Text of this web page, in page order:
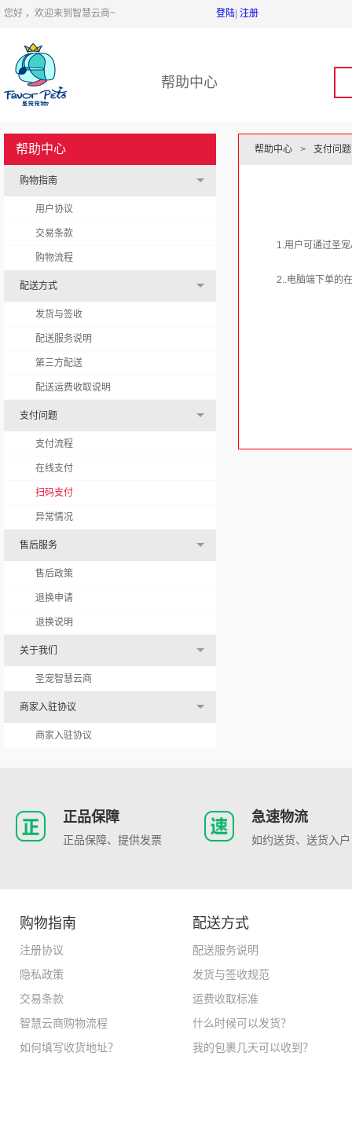
您好 ，欢迎来到智慧云商~ 登陆 注册
帮助中心
帮助中心
购物指南
用户协议
交易条款
购物流程
配送方式
发货与签收
配送服务说明
第三方配送
配送运费收取说明
支付问题
支付流程
在线支付
扫码支付
异常情况
售后服务
售后政策
退换申请
退换说明
关于我们
圣宠智慧云商
商家入驻协议
商家入驻协议
帮助中心 > 支付问题
1.用户可通过圣宠
2..电脑端下单的
正品保障
正品保障、提供发票
急速物流
如约送货、送货入户
购物指南
注册协议
隐私政策
交易条款
智慧云商购物流程
如何填写收货地址？
配送方式
配送服务说明
发货与签收规范
运费收取标准
什么时候可以发货？
我的包裹几天可以收到？